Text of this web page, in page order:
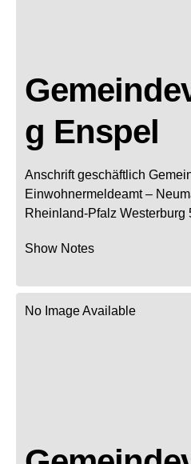
g Enspel
Anschrift geschäftlich
Einwohnermeldeamt –
Rheinland-Pfalz Westerburg
Show Notes
No Image Available